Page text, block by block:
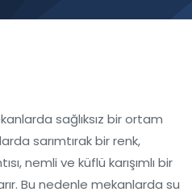
sağlıksız bir ortam
sarımtırak bir renk,
nemli ve küflü karışımlı bir
Bu nedenle mekanlarda su